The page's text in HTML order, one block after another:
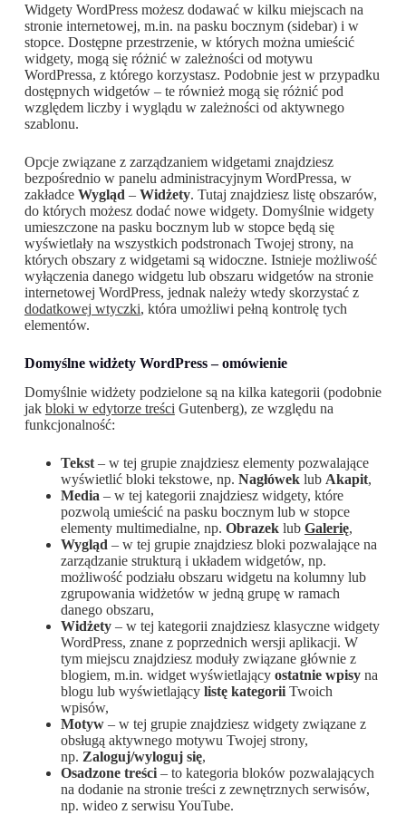
Widgety WordPress możesz dodawać w kilku miejscach na
stronie internetowej, m.in. na pasku bocznym (sidebar) i w
stopce. Dostępne przestrzenie, w których można umieścić
widgety, mogą się różnić w zależności od motywu
WordPressa, z którego korzystasz. Podobnie jest w przypadku
dostępnych widgetów – te również mogą się różnić pod
względem liczby i wyglądu w zależności od aktywnego
szablonu.
Opcje związane z zarządzaniem widgetami znajdziesz
bezpośrednio w panelu administracyjnym WordPressa, w
zakładce Wygląd – Widżety. Tutaj znajdziesz listę obszarów,
do których możesz dodać nowe widgety. Domyślnie widgety
umieszczone na pasku bocznym lub w stopce będą się
wyświetlały na wszystkich podstronach Twojej strony, na
których obszary z widgetami są widoczne. Istnieje możliwość
wyłączenia danego widgetu lub obszaru widgetów na stronie
internetowej WordPress, jednak należy wtedy skorzystać z
dodatkowej wtyczki, która umożliwi pełną kontrolę tych
elementów.
Domyślne widżety WordPress – omówienie
Domyślnie widżety podzielone są na kilka kategorii (podobnie
jak bloki w edytorze treści Gutenberg), ze względu na
funkcjonalność:
Tekst– w tej grupie znajdziesz elementy pozwalające
wyświetlić bloki tekstowe, np. Nagłówek lub Akapit,
Media – w tej kategorii znajdziesz widgety, które
pozwolą umieścić na pasku bocznym lub w stopce
elementy multimedialne, np. Obrazeklub Galerię,
Wygląd – w tej grupie znajdziesz bloki pozwalające na
zarządzanie strukturą i układem widgetów, np.
możliwość podziału obszaru widgetu na kolumny lub
zgrupowania widżetów w jedną grupę w ramach
danego obszaru,
Widżety– w tej kategorii znajdziesz klasyczne widgety
WordPress, znane z poprzednich wersji aplikacji. W
tym miejscu znajdziesz moduły związane głównie z
blogiem, m.in. widget wyświetlający ostatnie wpisyna
blogu lub wyświetlający listę kategoriiTwoich
wpisów,
Motyw– w tej grupie znajdziesz widgety związane z
obsługą aktywnego motywu Twojej strony,
np. Zaloguj/wyloguj się,
Osadzone treści– to kategoria bloków pozwalających
na dodanie na stronie treści z zewnętrznych serwisów,
np. wideo z serwisu YouTube.